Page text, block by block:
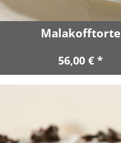
Malakofftorte
56,00 € *